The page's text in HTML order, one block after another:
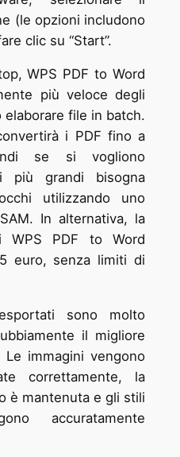
(le opzioni includono
clic su “Start”.
WPS PDF to Word
più veloce degli
file in batch.
i PDF fino a
se si vogliono
più grandi bisogna
utilizzando uno
In alternativa, la
WPS PDF to Word
euro, senza limiti di
sono molto
il migliore
immagini vengono
correttamente, la
è mantenuta e gli stili
accuratamente